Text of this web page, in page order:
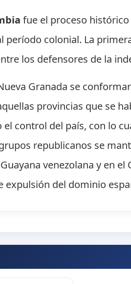
fue el proceso
colonial. La
los defensores de la
Granada se
provincias que se
control del país, con lo
republicanos se
venezolana y en
expulsión del dominio